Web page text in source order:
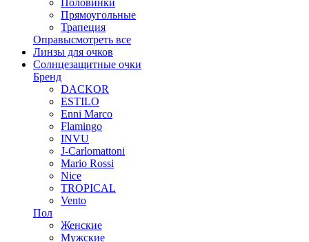
Прямоугольные
Трапеция
Оправысмотреть все
Линзы для очков
Солнцезащитные очки
Бренд
DACKOR
ESTILO
Enni Marco
Flamingo
INVU
J-Carlomattoni
Mario Rossi
Nice
TROPICAL
Vento
Пол
Женские
Мужские